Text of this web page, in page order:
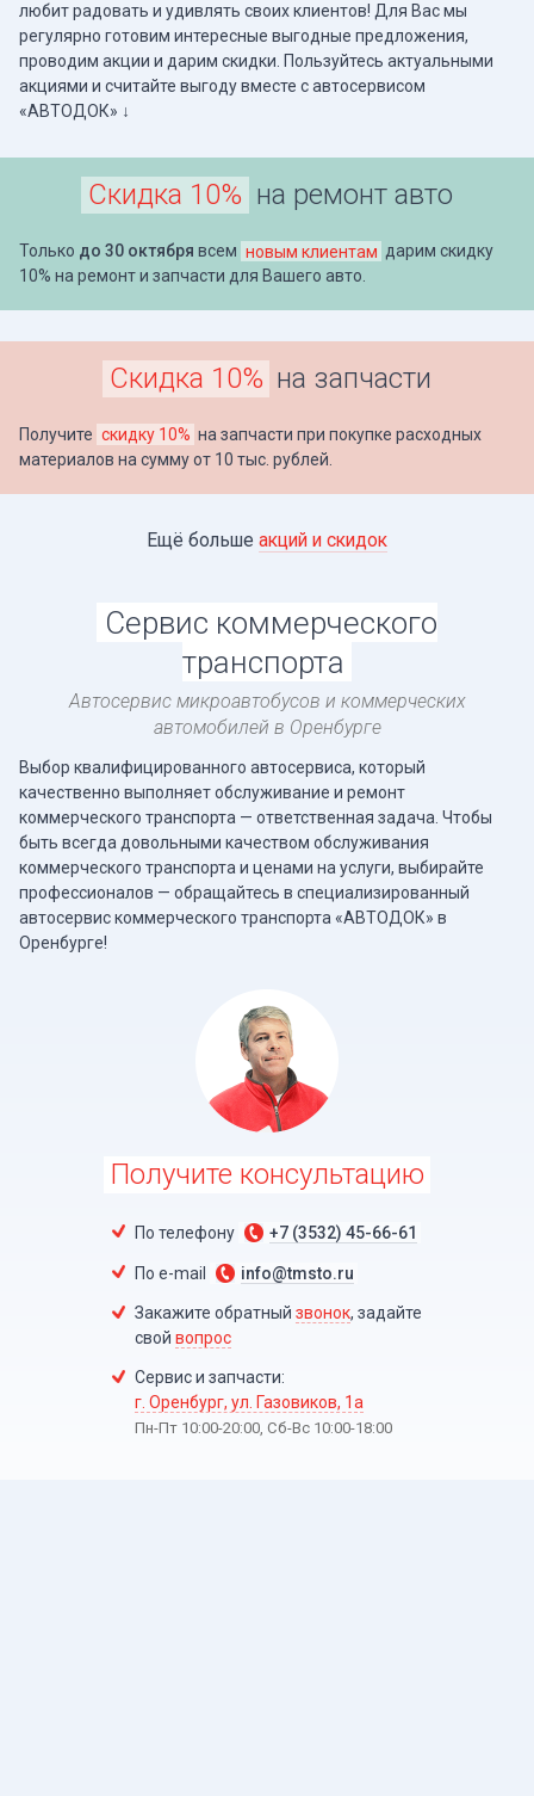
любит радовать и удивлять своих клиентов! Для Вас мы
регулярно готовим интересные выгодные предложения,
проводим акции и дарим скидки. Пользуйтесь актуальными
акциями и считайте выгоду вместе с автосервисом
«АВТОДОК» ↓
Скидка 10% на ремонт авто
Только до 30 октября всем новым клиентам дарим скидку
10% на ремонт и запчасти для Вашего авто.
Скидка 10% на запчасти
Получите скидку 10% на запчасти при покупке расходных
материалов на сумму от 10 тыс. рублей.
Ещё больше акций и скидок
Сервис коммерческого
транспорта
Автосервис микроавтобусов и коммерческих
автомобилей в Оренбурге
Выбор квалифицированного автосервиса, который
качественно выполняет обслуживание и ремонт
коммерческого транспорта — ответственная задача. Чтобы
быть всегда довольными качеством обслуживания
коммерческого транспорта и ценами на услуги, выбирайте
профессионалов — обращайтесь в специализированный
автосервис коммерческого транспорта «АВТОДОК» в
Оренбурге!
Получите консультацию
По телефону +7 (3532) 45-66-61
По e-mail info@tmsto.ru
Закажите обратныйзвонок, задайте
свойвопрос
Сервис и запчасти:
г. Оренбург, ул. Газовиков, 1а
Пн-Пт 10:00-20:00, Сб-Вc 10:00-18:00